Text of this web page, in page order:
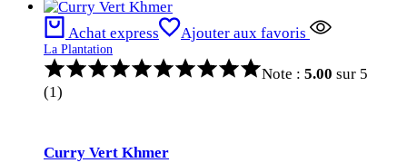
Achat express Ajouter aux favoris
La Plantation
Note : 5.00 sur 5
(1)
Curry Vert Khmer